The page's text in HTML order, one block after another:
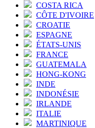
COSTA RICA
CÔTE D'IVOIRE
CROATIE
ESPAGNE
ÉTATS-UNIS
FRANCE
GUATEMALA
HONG-KONG
INDE
INDONÉSIE
IRLANDE
ITALIE
MARTINIQUE